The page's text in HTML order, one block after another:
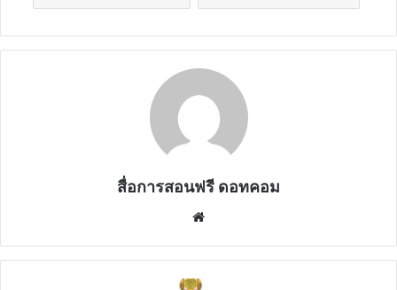
สื่อการสอนฟรี ดอทคอม